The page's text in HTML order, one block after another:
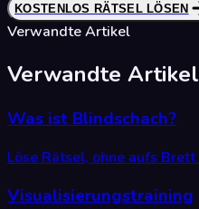
KOSTENLOS RÄTSEL LÖSEN
Verwandte Artikel
Verwandte Artikel
Was ist Blindschach?
Löse Rätsel, ohne aufs Brett
Visualisierungstraining